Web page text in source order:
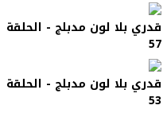
قدري بلا لون مدبلج - الحلقة
57
قدري بلا لون مدبلج - الحلقة
53